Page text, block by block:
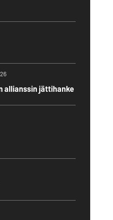
allianssin jättihanke